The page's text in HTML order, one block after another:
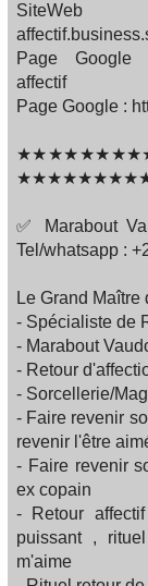
SiteWeb :
Page Google :
affectif
Page Google :
✅ Marabout
Tel/whatsapp :
Le Grand
- Spécialiste de
- Marabout
- Retour
- Sorcellerie/
- Faire revenir
revenir l'être
- Faire revenir
ex copain
- Retour
puissant ,
m'aime